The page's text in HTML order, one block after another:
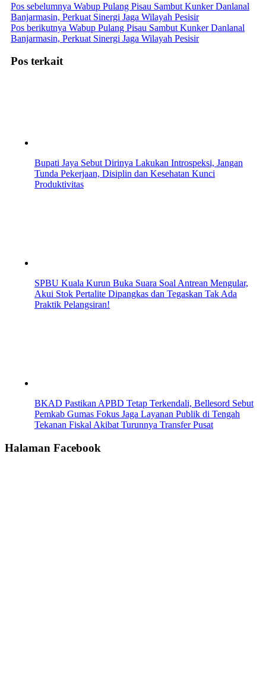
Pos sebelumnya Wabup Pulang Pisau Sambut Kunker Danlanal
Banjarmasin, Perkuat Sinergi Jaga Wilayah Pesisir
Pos berikutnya Wabup Pulang Pisau Sambut Kunker Danlanal
Banjarmasin, Perkuat Sinergi Jaga Wilayah Pesisir
Pos terkait
Bupati Jaya Sebut Dirinya Lakukan Introspeksi, Jangan
Tunda Pekerjaan, Disiplin dan Kesehatan Kunci
Produktivitas
SPBU Kuala Kurun Buka Suara Soal Antrean Mengular,
Akui Stok Pertalite Dipangkas dan Tegaskan Tak Ada
Praktik Pelangsiran!
BKAD Pastikan APBD Tetap Terkendali, Bellesord Sebut
Pemkab Gumas Fokus Jaga Layanan Publik di Tengah
Tekanan Fiskal Akibat Turunnya Transfer Pusat
Halaman Facebook